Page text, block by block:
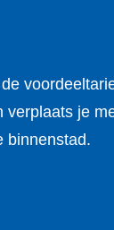
verplaats je
binnenstad.